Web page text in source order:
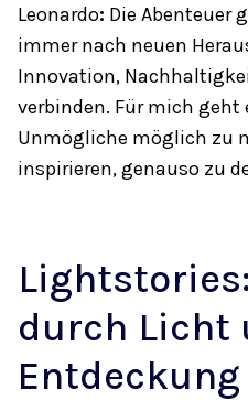
Leonardo: Die Abenteuer
immer nach neuen
Innovation,
verbinden. Für mich geht
Unmögliche möglich zu
inspirieren, genauso zu
durch Licht
Entdeckung